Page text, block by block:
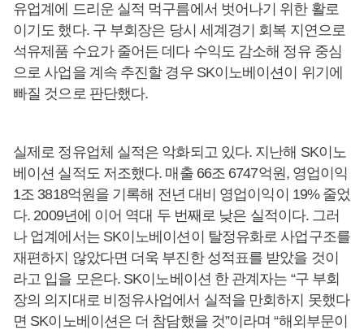
유업계에 드리운 실적 먹구름에서 벗어나기 위한 활로
이기도 했다. 구 부회장은 당시 세계경기 회복 지연으로
석유제품 수요가 줄어든 데다 수익도 감소해 정유 중심
으로 사업을 계속 추진할 경우 SK이노베이션이 위기에
빠질 것으로 판단했다.
실제로 정유업체 실적은 악화되고 있다. 지난해 SK이노
베이션 실적도 저조했다. 매출 66조 6747억원, 영업이익
1조 3818억원을 기록해 전년 대비 영업이익이 19% 줄었
다. 2009년에 이어 역대 두 번째로 낮은 실적이다. 그러
나 업계에서는 SK이노베이션이 탈정유화로 사업구조를
재편하지 않았다면 더욱 부진한 성적표를 받았을 것이
라고 입을 모은다. SK이노베이션 한 관계자는 “구 부회
장의 의지대로 비정유사업에서 실적을 만회하지 못했다
면 SK이노베이션은 더 참담했을 것”이라며 “해외부문이